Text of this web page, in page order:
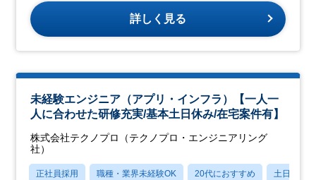
詳しく見る
未経験エンジニア（アプリ・インフラ）【一人一
人に合わせた研修充実/基本土日休み/在宅案件有】
株式会社テクノプロ（テクノプロ・エンジニアリング
社）
正社員採用 職種・業界未経験OK 20代におすすめ 土日祝休み